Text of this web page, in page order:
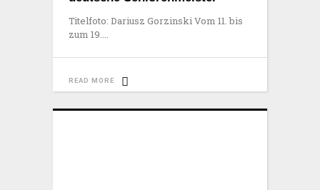
Titelfoto: Dariusz Gorzinski Vom 11. bis
zum 19.
READ MORE